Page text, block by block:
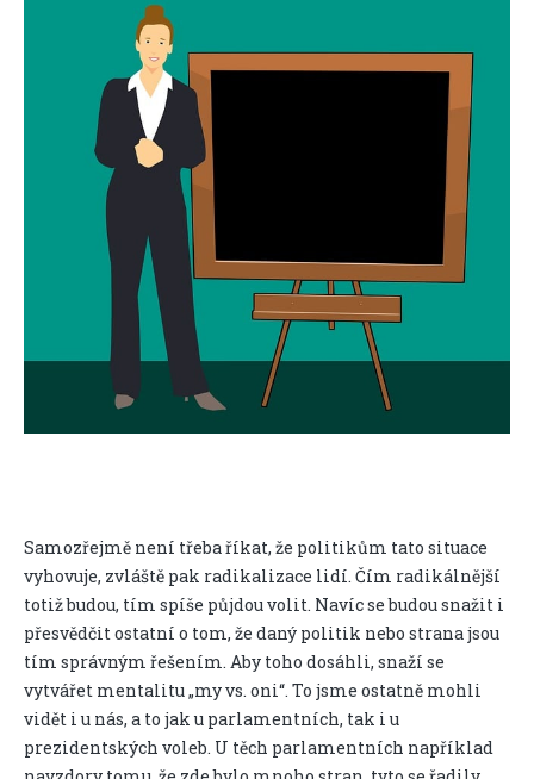
Samozřejmě není třeba říkat, že politikům tato situace
vyhovuje, zvláště pak radikalizace lidí. Čím radikálnější
totiž budou, tím spíše půjdou volit. Navíc se budou snažit i
přesvědčit ostatní o tom, že daný politik nebo strana jsou
tím správným řešením. Aby toho dosáhli, snaží se
vytvářet mentalitu „my vs. oni“. To jsme ostatně mohli
vidět i u nás, a to jak u parlamentních, tak i u
prezidentských voleb. U těch parlamentních například